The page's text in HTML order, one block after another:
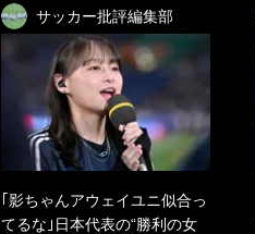
サッカー批評編集部
｢影ちゃんアウェイユニ似合っ
てるな｣日本代表の“勝利の女